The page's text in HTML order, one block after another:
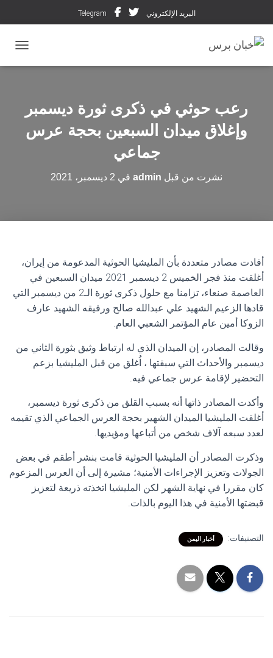
البريد الإلكتروني Telegram
رعب حوثي في ذكرى ثورة ديسمبر
وإغلاق ميدان السبعين بحجة عرس
جماعي
نشرت من قبل admin في 2 ديسمبر، 2021
أفادت مصادر متعددة بأن المليشيا الحوثية المدعومة من إيران،
أغلقت منذ فجر الخميس 2 ديسمبر 2021 ميدان السبعين في
العاصمة صنعاء، تزامنا مع حلول ذكرى ثورة الـ2 من ديسمبر التي
قادها الزعيم الشهيد علي عبدالله صالح ورفيقه الشهيد عارف
الزوكا أمين عام المؤتمر الشعبي العام.
وقالت المصادر، إن الميدان الذي له ارتباط وثيق بثورة الثاني من
ديسمبر والأحداث التي سبقتها ، اُغلق من قبل المليشيا بزعم
التحضير لإقامة عرس جماعي فيه.
وأكدت المصادر ذاتها أنه بسبب القلق من ذكرى ثورة ديسمبر،
أغلقت المليشيا الميدان الشهير بحجة العرس الجماعي الذي تقيمه
لعدد سبعه آلاف شخص من أتباعها ومؤيديها.
وذكرت المصادر أن المليشيا الحوثية قامت بنشر أطقم في بعض
الجولات وتعزيز الإجراءات الأمنية؛ مشيرة إلى أن العرس المزعوم
كان مقررا في نهاية الشهر لكن المليشيا اتخذته ذريعة لتعزيز
قبضتها الأمنية في هذا اليوم بالذات.
التصنيفات: أخبار اليمن